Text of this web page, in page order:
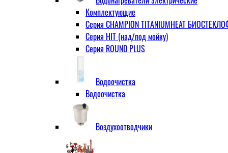
Комплектующие
Серия CHAMPION TITANIUMHEAT
Серия HIT (над/под мойку)
Серия ROUND PLUS
Водоочистка
Водоочистка
Воздухоотводчики